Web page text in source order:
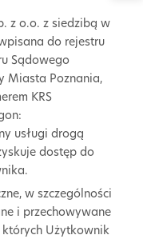
z o.o. z siedzibą w
do rejestru
Sądowego
Miasta Poznania,
KRS
usługi drogą
dostęp do
w szczególności
i przechowywane
których Użytkownik